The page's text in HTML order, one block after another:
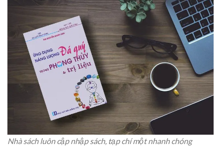
Nhà sách luôn cập nhập sách, tạp chí một nhanh chóng